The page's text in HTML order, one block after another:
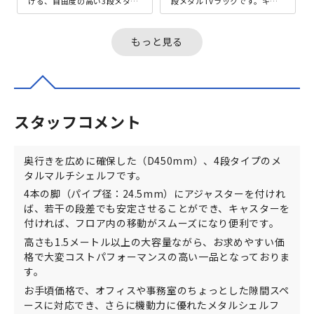
マルチシェルフです。4本の脚
スター付きで、重いテレビ等
ため、お...
もっと見る
スタッフコメント
奥行きを広めに確保した（D450mm）、4段タイプのメ
タルマルチシェルフです。
4本の脚（パイプ径：24.5mm）にアジャスターを付けれ
ば、若干の段差でも安定させることができ、キャスターを
付ければ、フロア内の移動がスムーズになり便利です。
高さも1.5メートル以上の大容量ながら、お求めやすい価
格で大変コストパフォーマンスの高い一品となっておりま
す。
お手頃価格で、オフィスや事務室のちょっとした隙間スペ
ースに対応でき、さらに機動力に優れたメタルシェルフ